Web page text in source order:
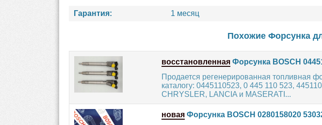
Гарантия: 1 месяц
Похожие Форсунка
восстановленная Форсунка BOSCH
Продается регенерированная топливная
каталогу: 0445110523, 0 445 110 523,
CHRYSLER, LANCIA и MASERATI...
новая Форсунка BOSCH 0280158020